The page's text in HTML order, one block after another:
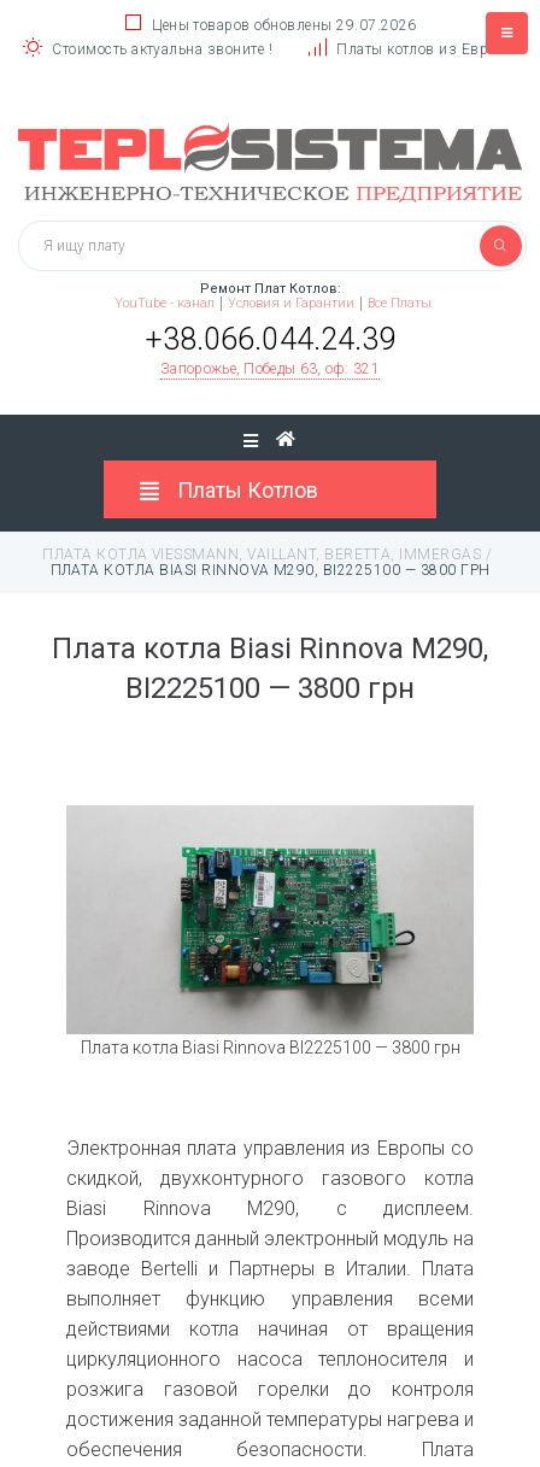
Цены товаров обновлены 29.07.2026
Стоимость актуальна звоните !
Платы котлов из Европы
Ремонт Плат Котлов:
YouTube - канал
Условия и Гарантии Все Платы
+38.066.044.24.39
Запорожье, Победы 63, оф: 321
Платы Котлов
ПЛАТА КОТЛА VIESSMANN, VAILLANT, BERETTA, IMMERGAS /
ПЛАТА КОТЛА BIASI RINNOVA M290, BI2225100 — 3800 ГРН
Плата котла Biasi Rinnova M290,
BI2225100 — 3800 грн
Плата котла Biasi Rinnova BI2225100 — 3800 грн
Электронная плата управления из Европы со
скидкой, двухконтурного газового котла
Biasi Rinnova M290, с дисплеем.
Производится данный электронный модуль на
заводе Bertelli и Партнеры в Италии. Плата
выполняет функцию управления всеми
действиями котла начиная от вращения
циркуляционного насоса теплоносителя и
розжига газовой горелки до контроля
достижения заданной температуры нагрева и
обеспечения безопасности. Плата